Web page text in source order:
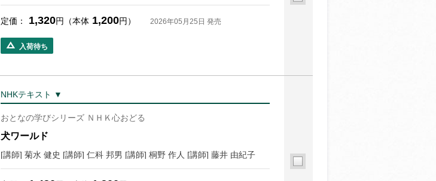
定価： 1,320円（本体 1,200円） 2026年05月25日 発売
入荷待ち
NHKテキスト ▼
おとなの学びシリーズ ＮＨＫ心おどる
犬ワールド
[講師] 菊水 健史 [講師] 仁科 邦男 [講師] 桐野 作人 [講師] 藤井 由紀子